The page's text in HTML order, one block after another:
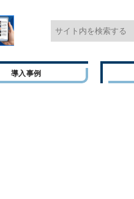
導入事例